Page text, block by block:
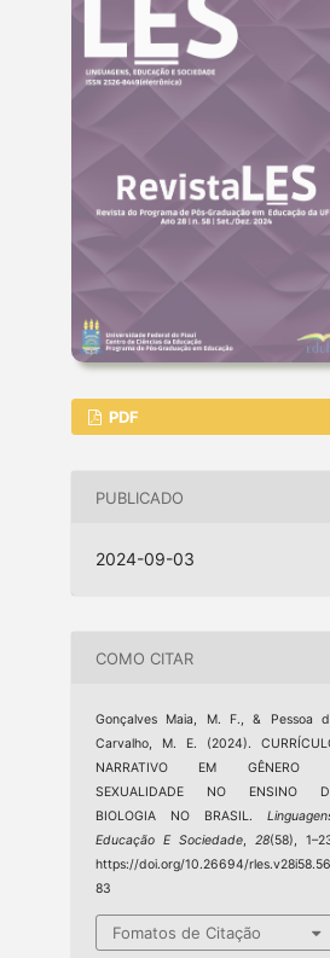
PDF
PUBLICADO
2024-09-03
COMO CITAR
Gonçalves Maia, M. F., & Pessoa
Carvalho, M. E. (2024).
NARRATIVO EM GÊNERO
SEXUALIDADE NO ENSINO
BIOLOGIA NO BRASIL.
Educação E Sociedade, 28(58),
https://doi.org/10.26694/
83
Fomatos de Citação